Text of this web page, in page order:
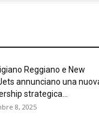
Reggiano e New
annunciano una
strategica...
8, 2025